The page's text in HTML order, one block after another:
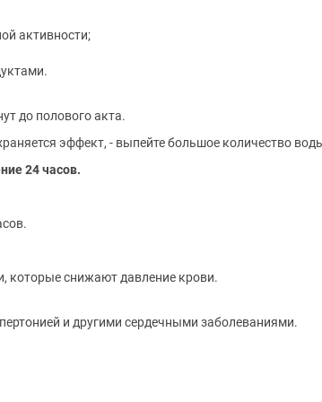
активности;
до полового акта.
эффект, - выпейте большое количество
24 часов.
которые снижают давление крови.
и другими сердечными заболеваниями.